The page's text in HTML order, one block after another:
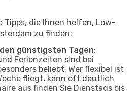
Tipps, die Ihnen helfen, Low-
zu finden:
günstigsten Tagen:
Ferienzeiten sind bei
beliebt. Wer flexibel ist
fliegt, kann oft deutlich
aus finden Sie Dienstags bis